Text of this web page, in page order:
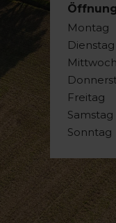
Montag
Dienstag
Mittwoch
Freitag
Samstag
Sonntag